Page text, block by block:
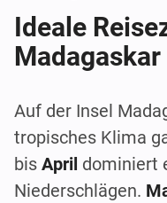
Ideale
Madagaskar
Auf der Insel
tropisches Klima
bis April dominiert
Niederschlägen.